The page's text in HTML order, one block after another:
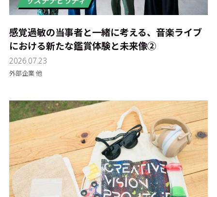
感覚過敏の当事者と一緒に考える、音楽ライブ
における新たな鑑賞体験と未来像②
2026.07.23
外部企業 他